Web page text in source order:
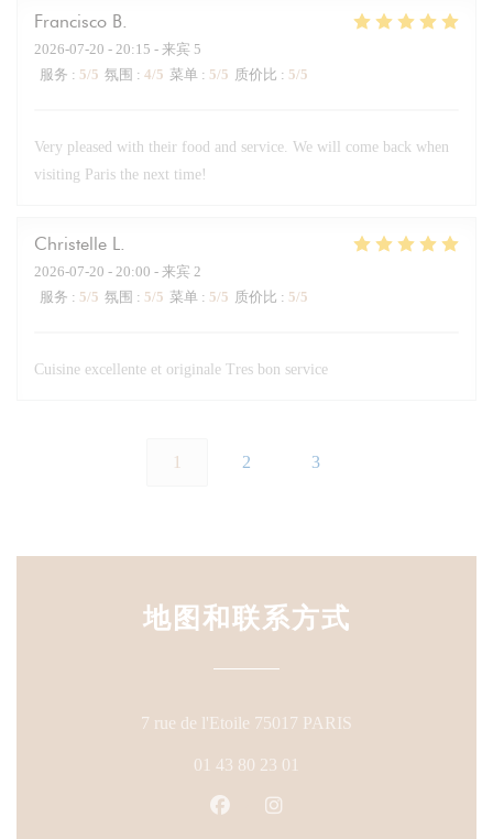
Francisco B
2026-07-20 - 20:15 - 来宾 5
服务 : 5/5 氛围 : 4/5 菜单 : 5/5 质价比 : 5/5
Very pleased with their food and service. We will come back when
visiting Paris the next time!
Christelle L
2026-07-20 - 20:00 - 来宾 2
服务 : 5/5 氛围 : 5/5 菜单 : 5/5 质价比 : 5/5
Cuisine excellente et originale Tres bon service
1 2 3
地图和联系方式
7 rue de l'Etoile 75017 PARIS
01 43 80 23 01
Facebook ((在新窗口中打开))